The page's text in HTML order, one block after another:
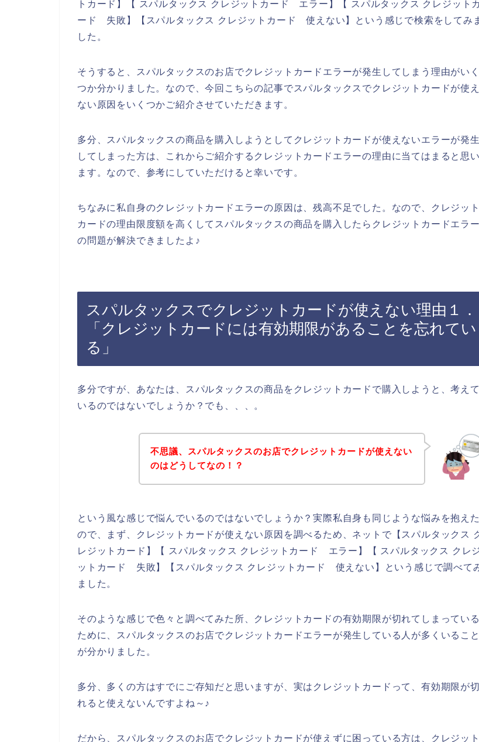
トカード】【 スパルタックス クレジットカード エラー】【 スパルタックス クレジットカ
ード 失敗】【スパルタックス クレジットカード 使えない】という感じで検索をしてみ
した。
そうすると、スパルタックスのお店でクレジットカードエラーが発生してしまう理由がいく
つか分かりました。なので、今回こちらの記事でスパルタックスでクレジットカードが使え
ない原因をいくつかご紹介させていただきます。
多分、スパルタックスの商品を購入しようとしてクレジットカードが使えないエラーが発生
してしまった方は、これからご紹介するクレジットカードエラーの理由に当てはまると思い
ます。なので、参考にしていただけると幸いです。
ちなみに私自身のクレジットカードエラーの原因は、残高不足でした。なので、クレジット
カードの理由限度額を高くしてスパルタックスの商品を購入したらクレジットカードエラー
の問題が解決できましたよ♪
スパルタックスでクレジットカードが使えない理由１．
「クレジットカードには有効期限があることを忘れてい
る」
多分ですが、あなたは、スパルタックスの商品をクレジットカードで購入しようと、考えて
いるのではないでしょうか？でも、、、。
不思議、スパルタックスのお店でクレジットカードが使えない
のはどうしてなの！？
という風な感じで悩んでいるのではないでしょうか？実際私自身も同じような悩みを抱えた
ので、まず、クレジットカードが使えない原因を調べるため、ネットで【スパルタックス
レジットカード】【 スパルタックス クレジットカード エラー】【 スパルタックス クレ
ットカード 失敗】【スパルタックス クレジットカード 使えない】という感じで調べて
ました。
そのような感じで色々と調べてみた所、クレジットカードの有効期限が切れてしまっている
ために、スパルタックスのお店でクレジットカードエラーが発生している人が多くいること
が分かりました。
多分、多くの方はすでにご存知だと思いますが、実はクレジットカードって、有効期限が切
れると使えないんですよね～♪
だから、スパルタックスのお店でクレジットカードが使えずに困っている方は、クレジット